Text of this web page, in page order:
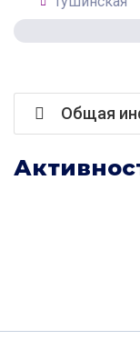
Общая